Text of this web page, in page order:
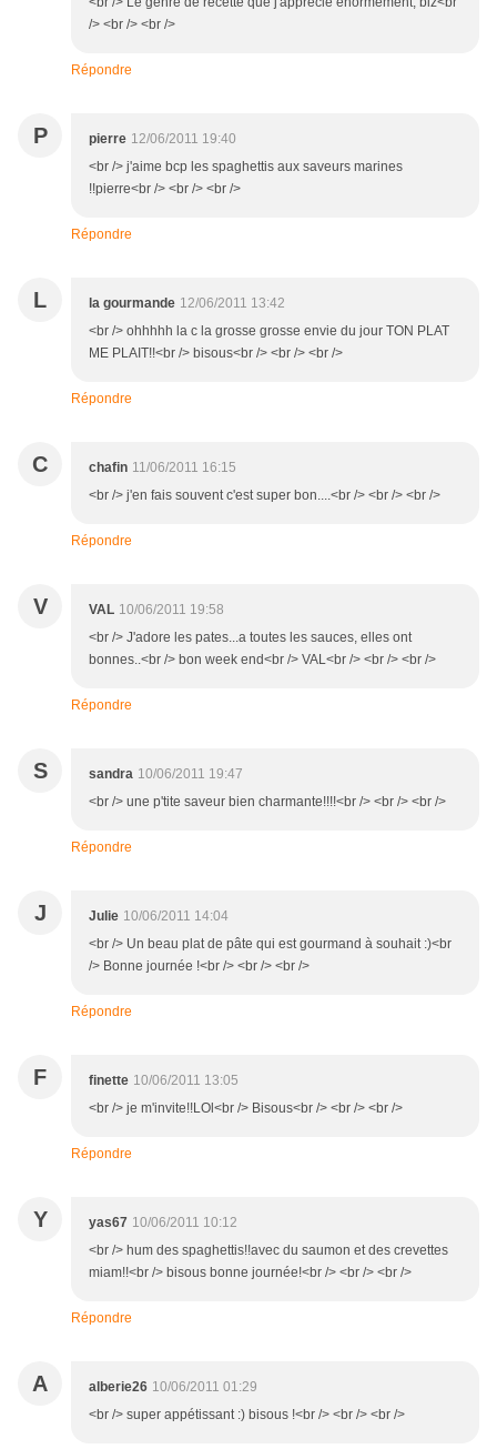
/> <br /> <br />
Répondre
P pierre 12/06/2011 19:40
<br /> j'aime bcp les spaghettis aux saveurs marines
!!pierre<br /> <br /> <br />
Répondre
L la gourmande 12/06/2011 13:42
<br /> ohhhhh la c la grosse grosse envie du jour TON PLAT
ME PLAIT!!<br /> bisous<br /> <br /> <br />
Répondre
C chafin 11/06/2011 16:15
<br /> j'en fais souvent c'est super bon....<br /> <br /> <br />
Répondre
V VAL 10/06/2011 19:58
<br /> J'adore les pates...a toutes les sauces, elles ont
bonnes..<br /> bon week end<br /> VAL<br /> <br /> <br />
Répondre
S sandra 10/06/2011 19:47
<br /> une p'tite saveur bien charmante!!!!<br /> <br /> <br />
Répondre
J Julie 10/06/2011 14:04
<br /> Un beau plat de pâte qui est gourmand à souhait :)<br
/> Bonne journée !<br /> <br /> <br />
Répondre
F finette 10/06/2011 13:05
<br /> je m'invite!!LOl<br /> Bisous<br /> <br /> <br />
Répondre
Y yas67 10/06/2011 10:12
<br /> hum des spaghettis!!avec du saumon et des crevettes
miam!!<br /> bisous bonne journée!<br /> <br /> <br />
Répondre
A alberie26 10/06/2011 01:29
<br /> super appétissant :) bisous !<br /> <br /> <br />